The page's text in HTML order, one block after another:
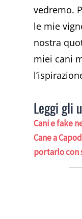
vedremo.
le mie
nostra
miei cani
Leggi gli
Cani e fake
Cane a
portarlo con